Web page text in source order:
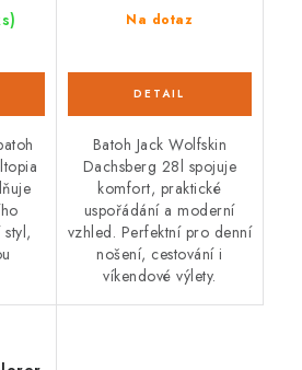
Na dotaz
Batoh Jack Wolfskin
Dachsberg 28l spojuje
komfort, praktické
uspořádání a moderní
vzhled. Perfektní pro denní
nošení, cestování i
víkendové výlety.